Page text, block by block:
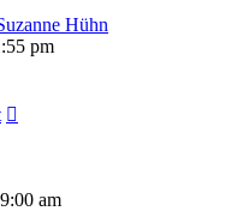
Hühn
pm
am